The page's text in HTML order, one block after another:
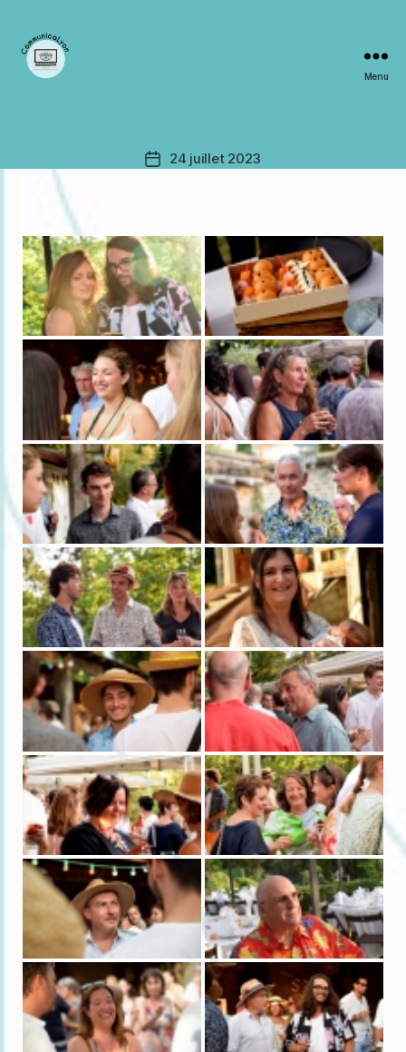
Menu
Date24 juillet 2023